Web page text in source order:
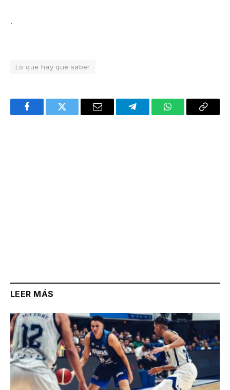
.
Lo que hay que saber
FacebookTwitter Email TelegramWhatsAppCopy
LEER MÁS